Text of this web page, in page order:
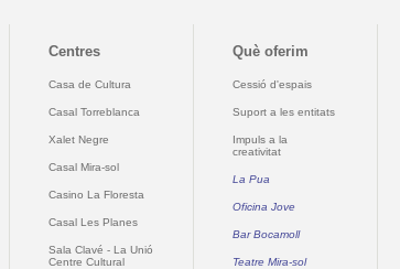
Centres
Casa de Cultura
Casal Torreblanca
Xalet Negre
Casal Mira-sol
Casino La Floresta
Casal Les Planes
Sala Clavé - La Unió
Centre Cultural
Què oferim
Cessió d'espais
Suport a les entitats
Impuls a la
creativitat
La Pua
Oficina Jove
Bar Bocamoll
Teatre Mira-sol